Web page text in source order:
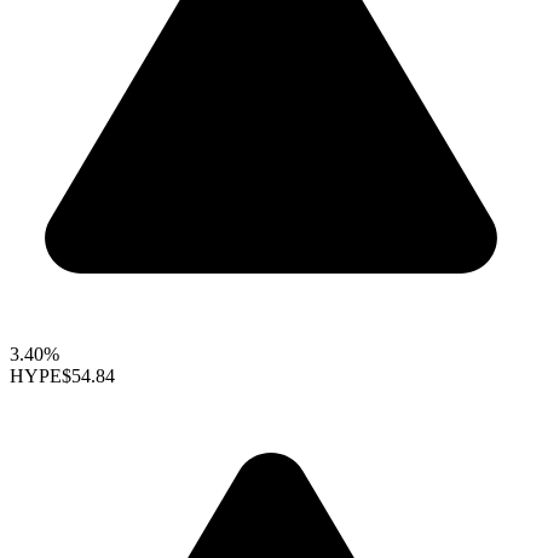
3.40%
HYPE$54.84